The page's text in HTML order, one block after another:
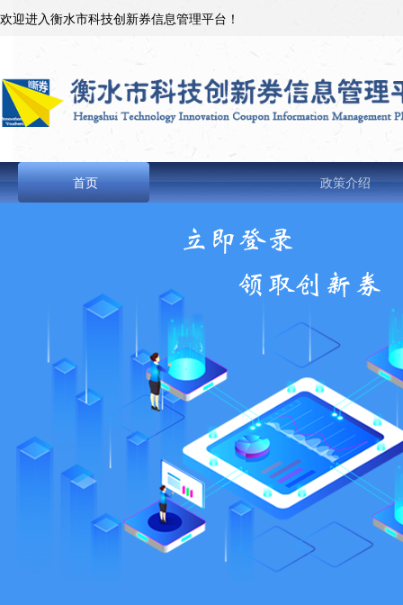
欢迎进入衡水市科技创新券信息管理平台！
首页 政策介绍